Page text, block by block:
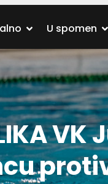
U spomen